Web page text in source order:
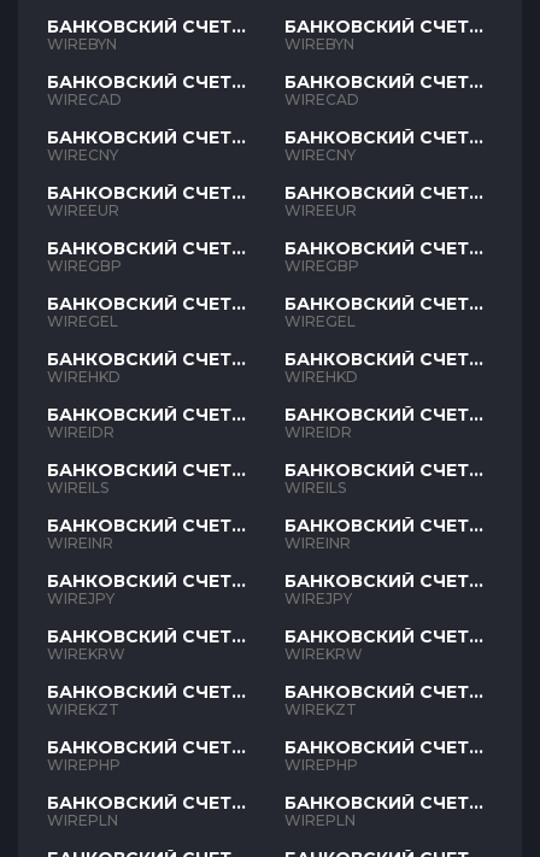
БАНКОВСКИЙ СЧЕТ
BYN
WIREBYN
БАНКОВСКИЙ СЧЕТ
CAD
WIRECAD
БАНКОВСКИЙ СЧЕТ
CNY
WIRECNY
БАНКОВСКИЙ СЧЕТ
EUR
WIREEUR
БАНКОВСКИЙ СЧЕТ
GBP
WIREGBP
БАНКОВСКИЙ СЧЕТ
GEL
WIREGEL
БАНКОВСКИЙ СЧЕТ
HKD
WIREHKD
БАНКОВСКИЙ СЧЕТ
IDR
WIREIDR
БАНКОВСКИЙ СЧЕТ
ILS
WIREILS
БАНКОВСКИЙ СЧЕТ
INR
WIREINR
БАНКОВСКИЙ СЧЕТ
JPY
WIREJPY
БАНКОВСКИЙ СЧЕТ
KRW
WIREKRW
БАНКОВСКИЙ СЧЕТ
KZT
WIREKZT
БАНКОВСКИЙ СЧЕТ
PHP
WIREPHP
БАНКОВСКИЙ СЧЕТ
PLN
WIREPLN
БАНКОВСКИЙ СЧЕТ
BYN
WIREBYN
БАНКОВСКИЙ СЧЕТ
CAD
WIRECAD
БАНКОВСКИЙ СЧЕТ
CNY
WIRECNY
БАНКОВСКИЙ СЧЕТ
EUR
WIREEUR
БАНКОВСКИЙ СЧЕТ
GBP
WIREGBP
БАНКОВСКИЙ СЧЕТ
GEL
WIREGEL
БАНКОВСКИЙ СЧЕТ
HKD
WIREHKD
БАНКОВСКИЙ СЧЕТ
IDR
WIREIDR
БАНКОВСКИЙ СЧЕТ
ILS
WIREILS
БАНКОВСКИЙ СЧЕТ
INR
WIREINR
БАНКОВСКИЙ СЧЕТ
JPY
WIREJPY
БАНКОВСКИЙ СЧЕТ
KRW
WIREKRW
БАНКОВСКИЙ СЧЕТ
KZT
WIREKZT
БАНКОВСКИЙ СЧЕТ
PHP
WIREPHP
БАНКОВСКИЙ СЧЕТ
PLN
WIREPLN